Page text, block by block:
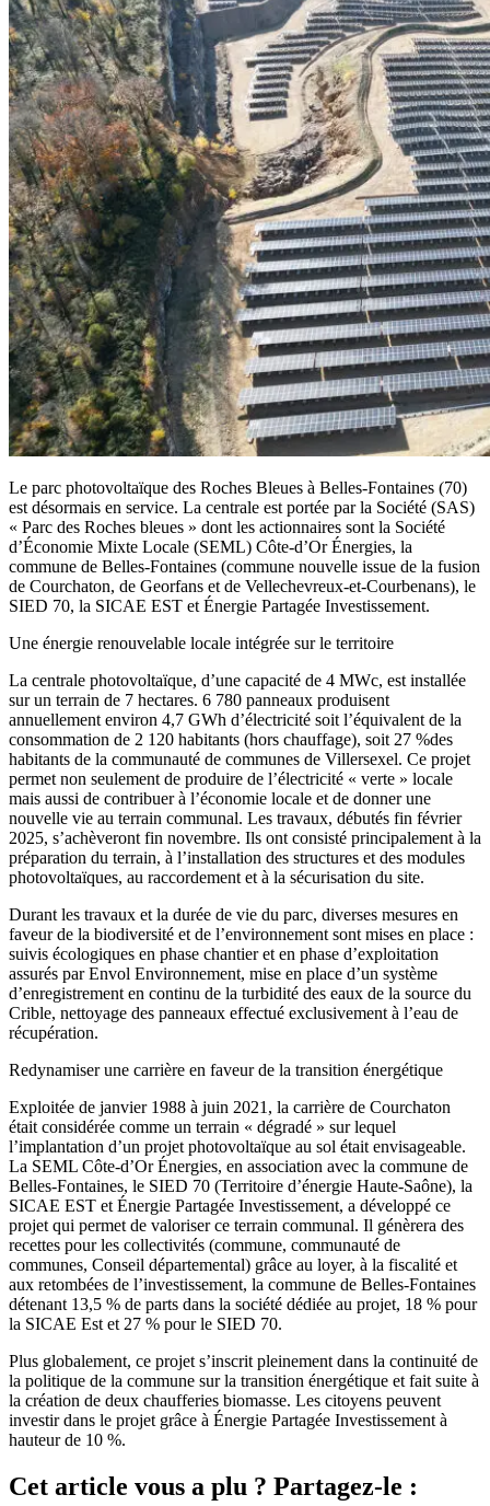
Le parc photovoltaïque des Roches Bleues à Belles-Fontaines (70)
est désormais en service. La centrale est portée par la Société (SAS)
« Parc des Roches bleues » dont les actionnaires sont la Société
d’Économie Mixte Locale (SEML) Côte-d’Or Énergies, la
commune de Belles-Fontaines (commune nouvelle issue de la fusion
de Courchaton, de Georfans et de Vellechevreux-et-Courbenans), le
SIED 70, la SICAE EST et Énergie Partagée Investissement.
Une énergie renouvelable locale intégrée sur le territoire
La centrale photovoltaïque, d’une capacité de 4 MWc, est installée
sur un terrain de 7 hectares. 6 780 panneaux produisent
annuellement environ 4,7 GWh d’électricité soit l’équivalent de la
consommation de 2 120 habitants (hors chauffage), soit 27 %des
habitants de la communauté de communes de Villersexel. Ce projet
permet non seulement de produire de l’électricité « verte » locale
mais aussi de contribuer à l’économie locale et de donner une
nouvelle vie au terrain communal. Les travaux, débutés fin février
2025, s’achèveront fin novembre. Ils ont consisté principalement à la
préparation du terrain, à l’installation des structures et des modules
photovoltaïques, au raccordement et à la sécurisation du site.
Durant les travaux et la durée de vie du parc, diverses mesures en
faveur de la biodiversité et de l’environnement sont mises en place :
suivis écologiques en phase chantier et en phase d’exploitation
assurés par Envol Environnement, mise en place d’un système
d’enregistrement en continu de la turbidité des eaux de la source du
Crible, nettoyage des panneaux effectué exclusivement à l’eau de
récupération.
Redynamiser une carrière en faveur de la transition énergétique
Exploitée de janvier 1988 à juin 2021, la carrière de Courchaton
était considérée comme un terrain « dégradé » sur lequel
l’implantation d’un projet photovoltaïque au sol était envisageable.
La SEML Côte-d’Or Énergies, en association avec la commune de
Belles-Fontaines, le SIED 70 (Territoire d’énergie Haute-Saône), la
SICAE EST et Énergie Partagée Investissement, a développé ce
projet qui permet de valoriser ce terrain communal. Il génèrera des
recettes pour les collectivités (commune, communauté de
communes, Conseil départemental) grâce au loyer, à la fiscalité et
aux retombées de l’investissement, la commune de Belles-Fontaines
détenant 13,5 % de parts dans la société dédiée au projet, 18 % pour
la SICAE Est et 27 % pour le SIED 70.
Plus globalement, ce projet s’inscrit pleinement dans la continuité de
la politique de la commune sur la transition énergétique et fait suite à
la création de deux chaufferies biomasse. Les citoyens peuvent
investir dans le projet grâce à Énergie Partagée Investissement à
hauteur de 10 %.
Cet article vous a plu ? Partagez-le :